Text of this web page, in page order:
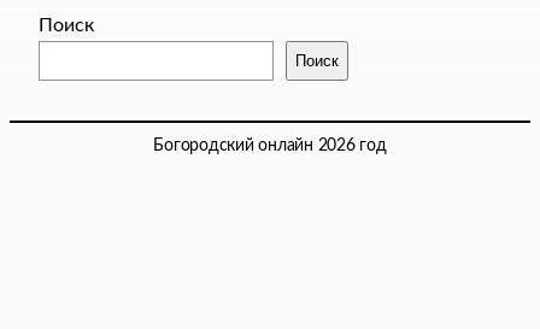
Поиск
Поиск
Богородский онлайн 2026 год